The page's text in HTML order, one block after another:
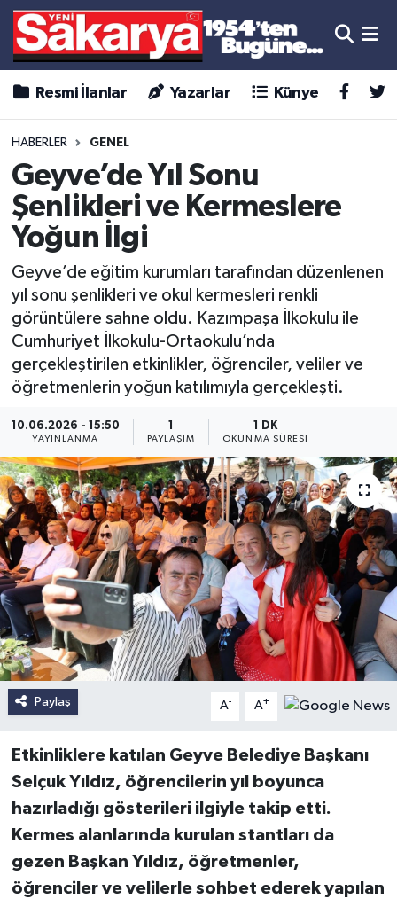
Resmi İlanlar Yazarlar Künye
HABERLER GENEL
Geyve’de Yıl Sonu
Şenlikleri ve Kermeslere
Yoğun İlgi
Geyve’de eğitim kurumları tarafından düzenlenen
yıl sonu şenlikleri ve okul kermesleri renkli
görüntülere sahne oldu. Kazımpaşa İlkokulu ile
Cumhuriyet İlkokulu-Ortaokulu’nda
gerçekleştirilen etkinlikler, öğrenciler, veliler ve
öğretmenlerin yoğun katılımıyla gerçekleşti.
10.06.2026 - 15:50
YAYINLANMA PAYLAŞIM
1 DK
OKUNMA SÜRESI
Paylaş A- A+
Etkinliklere katılan Geyve Belediye Başkanı
Selçuk Yıldız, öğrencilerin yıl boyunca
hazırladığı gösterileri ilgiyle takip etti.
Kermes alanlarında kurulan stantları da
gezen Başkan Yıldız, öğretmenler,
öğrenciler ve velilerle sohbet ederek yapılan